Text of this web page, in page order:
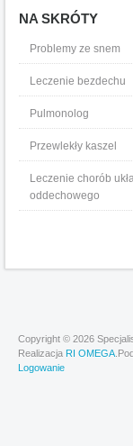
NA SKRÓTY
Problemy ze snem
Leczenie bezdechu
Pulmonolog
Przewlekły kaszel
Leczenie chorób
oddechowego
Copyright © 2026
Realizacja RI OMEGA
Logowanie